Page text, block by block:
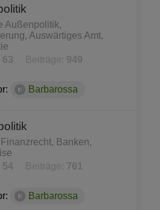
Außenpolitik,
Auswärtiges Amt,
63 Beiträge: 949
Barbarossa
Banken,
54 Beiträge: 761
Barbarossa